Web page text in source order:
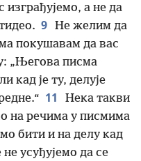
изграђујемо, а не да
9 Не желим да
покушавам да вас
„Његова писма
кад је ту, делује
11
Нека такви
на речима у писмима
бити и на делу кад
не усуђујемо да се